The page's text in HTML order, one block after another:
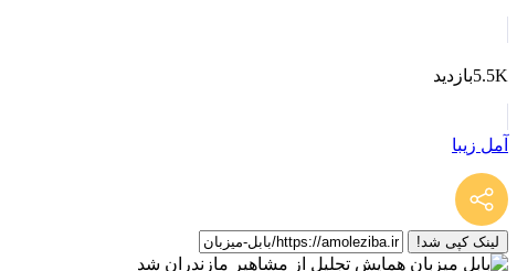
5.5Kبازدید
آمل زیبا
لینک کپی شد!